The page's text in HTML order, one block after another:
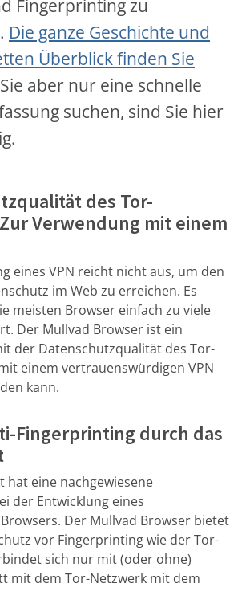
Fingerprinting zu
Die ganze Geschichte und
Überblick finden Sie
aber nur eine schnelle
suchen, sind Sie hier
des Tor-
Verwendung mit einem
eines VPN reicht nicht aus, um den
im Web zu erreichen. Es
meisten Browser einfach zu viele
Der Mullvad Browser ist ein
der Datenschutzqualität des Tor-
einem vertrauenswürdigen VPN
kann.
Fingerprinting durch das
hat eine nachgewiesene
der Entwicklung eines
Der Mullvad Browser bietet
vor Fingerprinting wie der Tor-
sich nur mit (oder ohne)
mit dem Tor-Netzwerk mit dem